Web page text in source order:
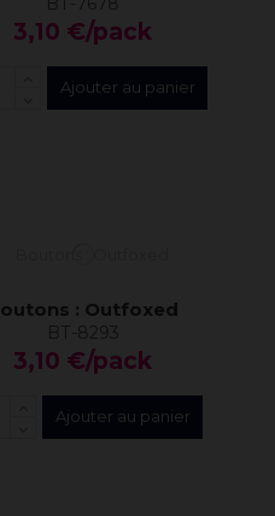
3,10 €/pack
Ajouter au panier
: Outfoxed
BT-8293
3,10 €/pack
Ajouter au panier